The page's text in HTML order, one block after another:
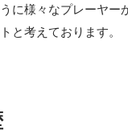
に様々なプレーヤ
と考えております。